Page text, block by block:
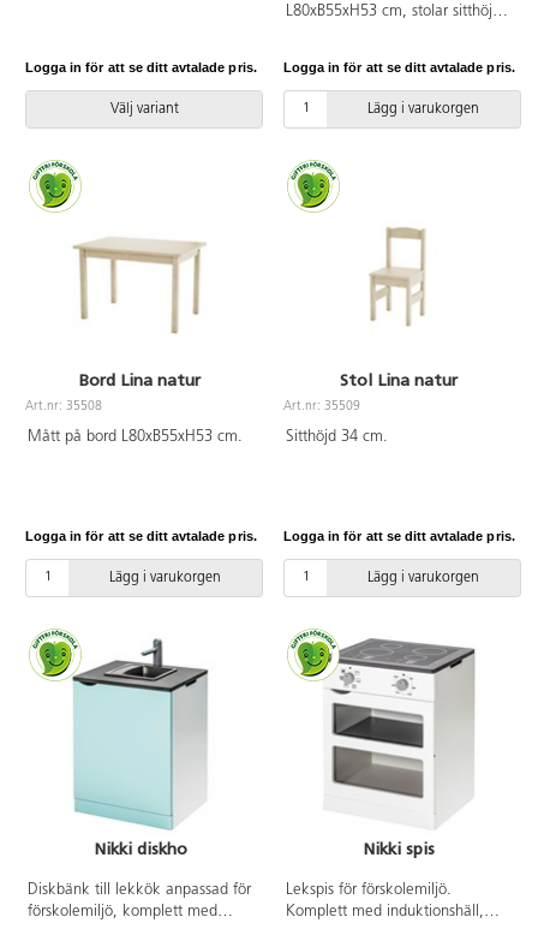
respektive del. Delarna levereras
Logga in för att se ditt avtalade pris.
Välj variant
L80xB55xH53 cm, stolar sitthöjd
Logga in för att se ditt avtalade pris.
Lägg i varukorgen
Bord Lina natur
Art.nr: 35508
Mått på bord L80xB55xH53 cm.
Logga in för att se ditt avtalade pris.
Lägg i varukorgen
Stol Lina natur
Art.nr: 35509
Sitthöjd 34 cm.
Logga in för att se ditt avtalade pris.
Lägg i varukorgen
Nikki diskho
Diskbänk till lekkök anpassad för
förskolemiljö, komplett med
Nikki spis
Lekspis för förskolemiljö.
Komplett med induktionshäll,